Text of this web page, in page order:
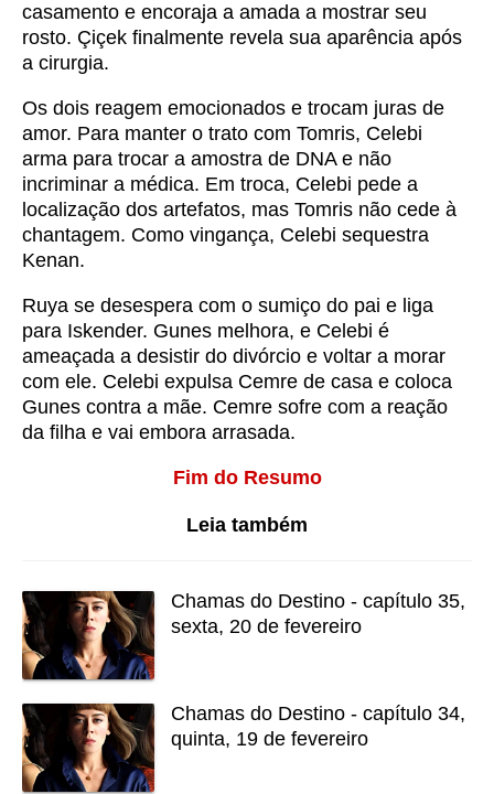
casamento e encoraja a amada a mostrar seu
rosto. Çiçek finalmente revela sua aparência após
a cirurgia.
Os dois reagem emocionados e trocam juras de
amor. Para manter o trato com Tomris, Celebi
arma para trocar a amostra de DNA e não
incriminar a médica. Em troca, Celebi pede a
localização dos artefatos, mas Tomris não cede à
chantagem. Como vingança, Celebi sequestra
Kenan.
Ruya se desespera com o sumiço do pai e liga
para Iskender. Gunes melhora, e Celebi é
ameaçada a desistir do divórcio e voltar a morar
com ele. Celebi expulsa Cemre de casa e coloca
Gunes contra a mãe. Cemre sofre com a reação
da filha e vai embora arrasada.
Fim do Resumo
Leia também
Chamas do Destino - capítulo 35,
sexta, 20 de fevereiro
Chamas do Destino - capítulo 34,
quinta, 19 de fevereiro